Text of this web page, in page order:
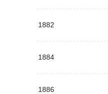
1882
1884
1886